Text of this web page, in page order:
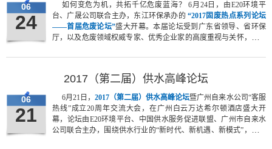
06
24
如何变危为机，共拓千亿危废蓝海？ 6月24日，由E20环境平
台、广晟公司联合主办，东江环保承办的 “2017固废热点系列论坛
——首届危废论坛”盛大开幕。本届论坛受到广东省领导、省环保
厅，以及危废领域权威专家、优秀企业家的高度重视与关怀，此外
园林、威立雅中国、嘉兴泽明环境、广州首联环境、江苏新奇环
堂，为行业群策群力。
2017（第二届）供水高峰论坛
06
21
6月21日， 2017（第二届）供水高峰论坛暨广州自来水公司“客服
热线”成立20周年交流大会，在广州白云万达希尔顿酒店盛大开
幕，论坛由E20环境平台、中国供水服务促进联盟、广州市自来水
公司联合主办，围绕供水行业的“新时代、新机遇、新模式”，论坛